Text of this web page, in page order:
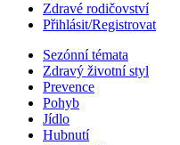
Zdravé rodičovství
Přihlásit/Registrovat
Sezónní témata
Zdravý životní styl
Prevence
Pohyb
Jídlo
Hubnutí